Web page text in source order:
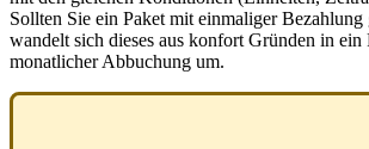
Sollten Sie ein Paket mit einmaliger Bezahlung
wandelt sich dieses aus konfort Gründen in ein
monatlicher Abbuchung um.